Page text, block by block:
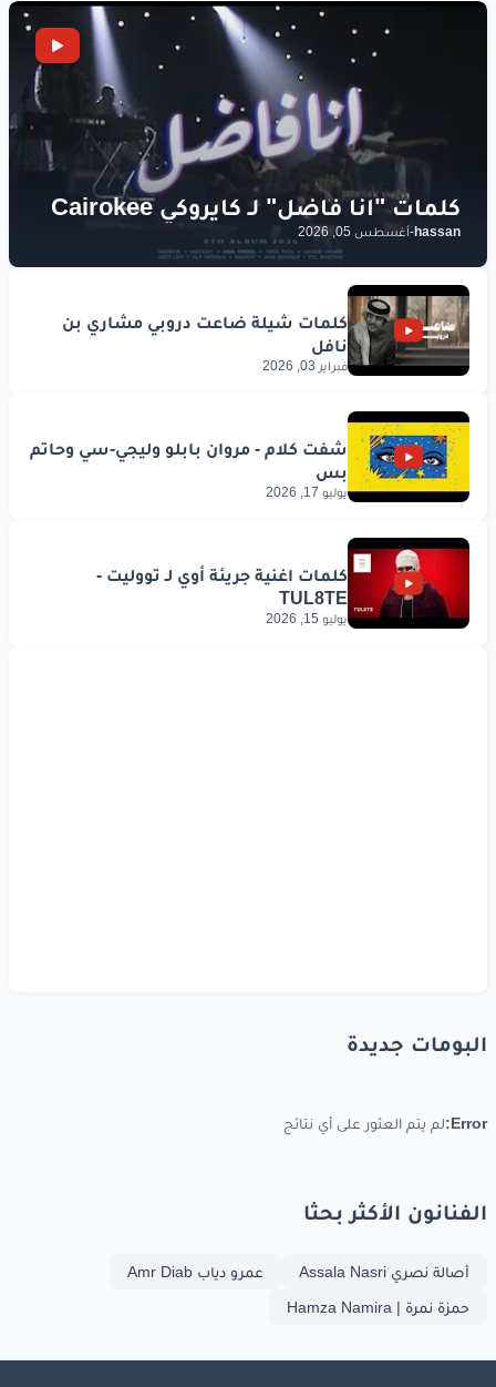
hassan
-أغسطس 05, 2026
فبراير 03, 2026
يوليو 17, 2026
يوليو 15, 2026
البومات جديدة
Error: لم يتم العثور على أي نتائج
الفنانون الأكثر بحثا
أصالة نصري Assala Nasri
عمرو دياب Amr Diab
حمزة نمرة | Hamza Namira